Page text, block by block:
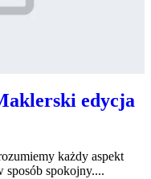
edycja
każdy aspekt
sposób spokojny....